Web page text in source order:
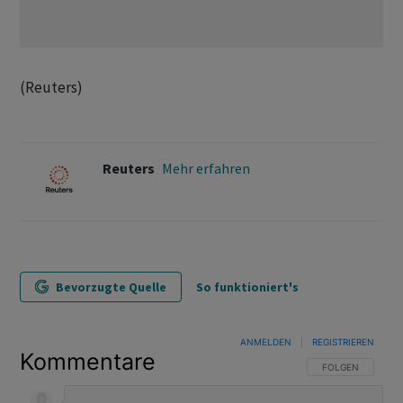
(Reuters)
Reuters Mehr erfahren
Bevorzugte Quelle So funktioniert's
Kommentare FOLGE DIESER
FOLGEN
ANMELDEN REGISTRIEREN